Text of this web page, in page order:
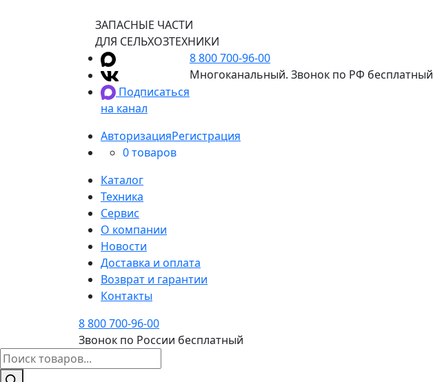
ЗАПАСНЫЕ ЧАСТИ
ДЛЯ СЕЛЬХОЗТЕХНИКИ
Подписаться
на канал
8 800 700-96-00
Многоканальный. Звонок по РФ бесплатный
АвторизацияРегистрация
0 товаров
Каталог
Техника
Сервис
О компании
Новости
Доставка и оплата
Возврат и гарантии
Контакты
8 800 700-96-00
Звонок по России бесплатный
Поиск
товаров